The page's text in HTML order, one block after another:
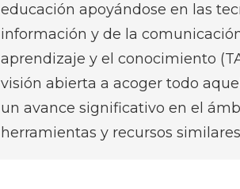
educación apoyándose en las
información y de la
aprendizaje y el conocimiento
visión abierta a acoger todo
un avance significativo en el
herramientas y recursos